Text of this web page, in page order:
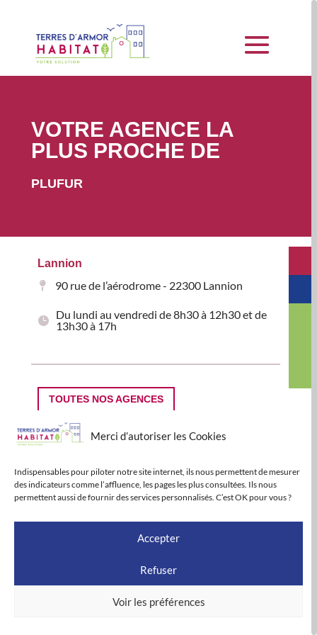
Merci d’autoriser les Cookies
Indispensables pour piloter notre site internet, ils nous permettent de mesurer
des indicateurs comme l’affluence, les pages les plus consultées. Ils nous
permettent aussi de fournir des services personnalisés. C’est OK pour vous ?
Accepter
Refuser
Voir les préférences
VOTRE AGENCE LA
PLUS PROCHE DE
PLUFUR
Lannion
90 rue de l’aérodrome - 22300 Lannion
Du lundi au vendredi de 8h30 à 12h30 et de
13h30 à 17h
TOUTES NOS AGENCES